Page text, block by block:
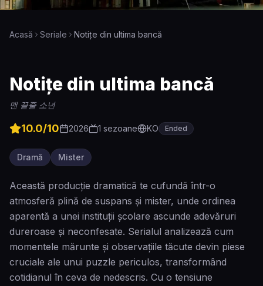
Acasă Seriale Notițe din ultima bancă
Notițe din ultima bancă
맨 끝줄 소년
10.0/10 2026 1 sezoane KO Ended
Dramă Mister
Această producție dramatică te cufundă într-o
atmosferă plină de suspans și mister, unde ordinea
aparentă a unei instituții școlare ascunde adevăruri
dureroase și neconfesate. Serialul analizează cum
momentele mărunte și observațiile tăcute devin piese
cruciale ale unui puzzle periculos, transformând
cotidianul în ceva de nedescris. Cu o tensiune